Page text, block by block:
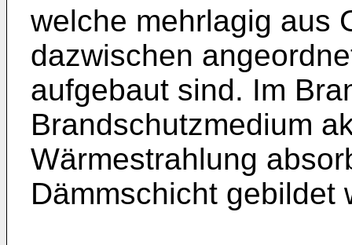
welche mehrlagig aus
dazwischen
aufgebaut sind. Im
Brandschutzmedium
Wärmestrahlung
Dämmschicht gebildet